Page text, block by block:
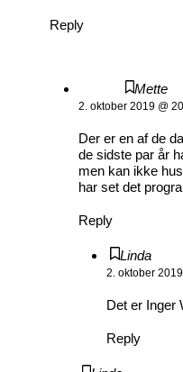
Reply
Mette
2. oktober 2019 @
Der er en af de
de sidste par år
men kan ikke
har set det
Reply
Linda
2. oktober
Det er Inger
Reply